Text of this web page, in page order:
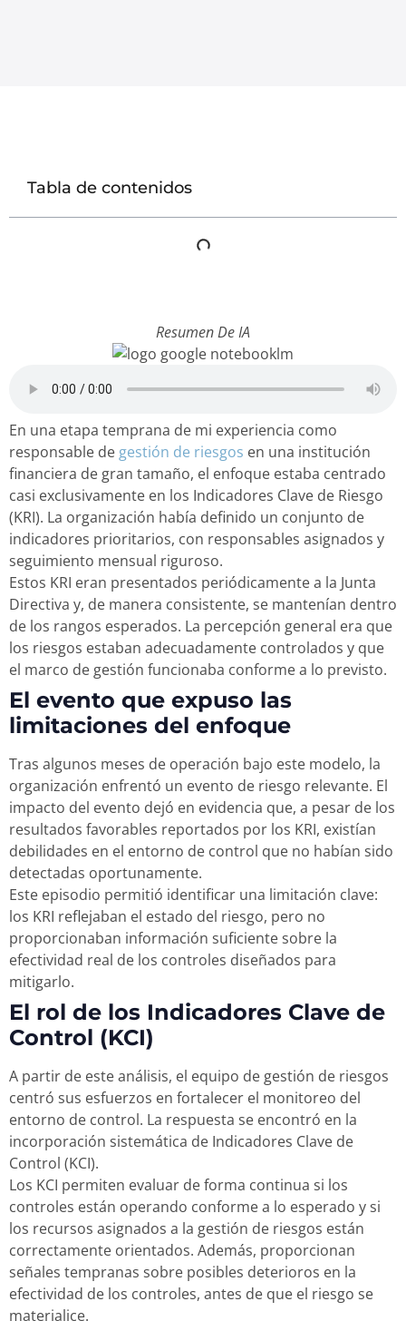
Tabla de contenidos
Resumen De IA
En una etapa temprana de mi experiencia como
responsable de gestión de riesgos en una institución
financiera de gran tamaño, el enfoque estaba centrado
casi exclusivamente en los Indicadores Clave de Riesgo
(KRI). La organización había definido un conjunto de
indicadores prioritarios, con responsables asignados y
seguimiento mensual riguroso.
Estos KRI eran presentados periódicamente a la Junta
Directiva y, de manera consistente, se mantenían dentro
de los rangos esperados. La percepción general era que
los riesgos estaban adecuadamente controlados y que
el marco de gestión funcionaba conforme a lo previsto.
El evento que expuso las
limitaciones del enfoque
Tras algunos meses de operación bajo este modelo, la
organización enfrentó un evento de riesgo relevante. El
impacto del evento dejó en evidencia que, a pesar de los
resultados favorables reportados por los KRI, existían
debilidades en el entorno de control que no habían sido
detectadas oportunamente.
Este episodio permitió identificar una limitación clave:
los KRI reflejaban el estado del riesgo, pero no
proporcionaban información suficiente sobre la
efectividad real de los controles diseñados para
mitigarlo.
El rol de los Indicadores Clave de
Control (KCI)
A partir de este análisis, el equipo de gestión de riesgos
centró sus esfuerzos en fortalecer el monitoreo del
entorno de control. La respuesta se encontró en la
incorporación sistemática de Indicadores Clave de
Control (KCI).
Los KCI permiten evaluar de forma continua si los
controles están operando conforme a lo esperado y si
los recursos asignados a la gestión de riesgos están
correctamente orientados. Además, proporcionan
señales tempranas sobre posibles deterioros en la
efectividad de los controles, antes de que el riesgo se
materialice.